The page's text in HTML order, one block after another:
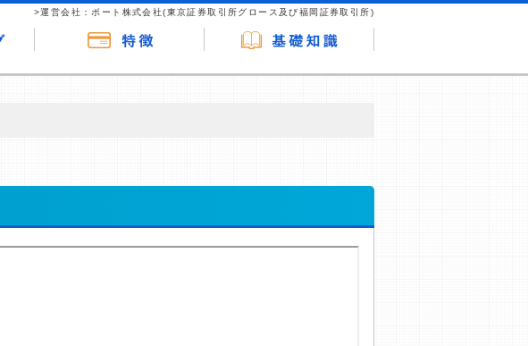
>運営会社：ポート株式会社(東京証券取引所グロース及び福岡証券取引所)